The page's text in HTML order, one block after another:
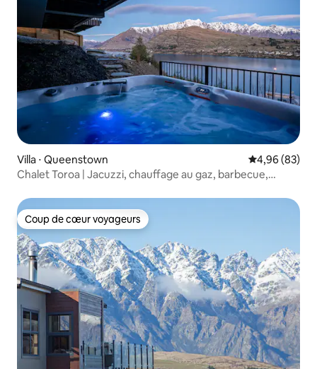
Villa ⋅ Queenstown Évaluation
4,96 (83)
Chalet Toroa | Jacuzzi, chauffage au gaz, barbecue,
Coup de cœur voyageurs
Coup de cœur voyageurs